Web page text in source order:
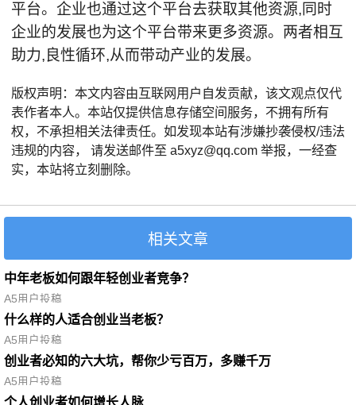
平台。企业也通过这个平台去获取其他资源,同时
企业的发展也为这个平台带来更多资源。两者相互
助力,良性循环,从而带动产业的发展。
版权声明：本文内容由互联网用户自发贡献，该文观点仅代
表作者本人。本站仅提供信息存储空间服务，不拥有所有
权，不承担相关法律责任。如发现本站有涉嫌抄袭侵权/违法
违规的内容， 请发送邮件至 a5xyz@qq.com 举报，一经查
实，本站将立刻删除。
相关文章
中年老板如何跟年轻创业者竞争？
A5用户投稿
什么样的人适合创业当老板？
A5用户投稿
创业者必知的六大坑，帮你少亏百万，多赚千万
A5用户投稿
个人创业者如何增长人脉